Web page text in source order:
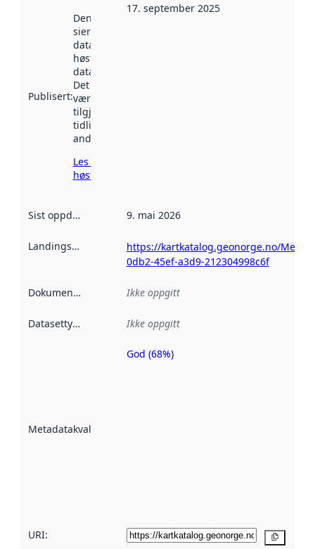
Publisert:
Denne datoen
sier når
datasettet ble
høstet av
data.norge.no.
Det kan ha
vært
tilgjengelig
tidligere
andre steder.
Les mer om
høsting her
17. september 2025
Sist oppdatert 9. mai 2026
Landingsside
https://kartkatalog.geonorge.no/
0db2-45ef-a3d9-212304998c6f
Dokumentasjon Ikke oppgitt
Datasettype Ikke oppgitt
Metadatakvalitet
Metadatakvalitet
God (68%)
URI: